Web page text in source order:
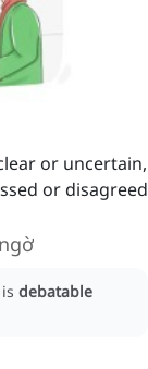
or uncertain,
or disagreed
debatable